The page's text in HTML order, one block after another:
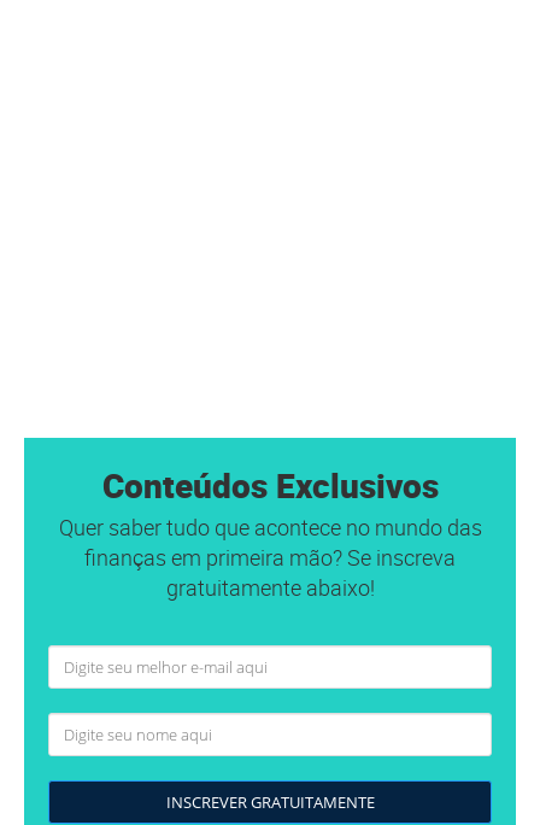
Conteúdos Exclusivos
Quer saber tudo que acontece no mundo das
finanças em primeira mão? Se inscreva
gratuitamente abaixo!
INSCREVER GRATUITAMENTE